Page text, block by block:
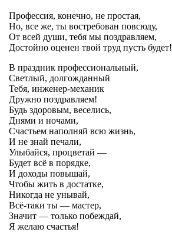
Профессия, конечно, не простая,
Но, все же, ты востребован повсюду,
От всей души, тебя мы поздравляем,
Достойно оценен твой труд пусть будет!
В праздник профессиональный,
Светлый, долгожданный
Тебя, инженер-механик
Дружно поздравляем!
Будь здоровым, веселись,
Днями и ночами,
Счастьем наполняй всю жизнь,
И не знай печали,
Улыбайся, процветай —
Будет всё в порядке,
И доходы повышай,
Чтобы жить в достатке,
Никогда не унывай,
Всё-таки ты — мастер,
Значит — только побеждай,
Я желаю счастья!